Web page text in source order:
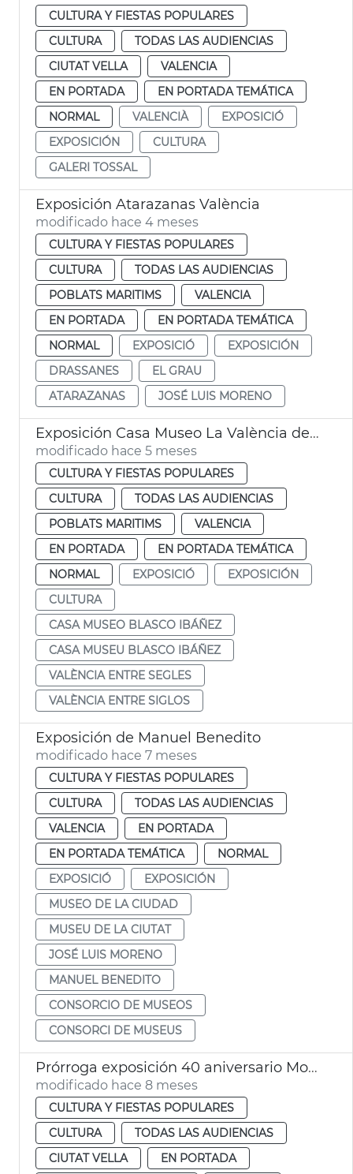
CULTURA Y FIESTAS POPULARES
CULTURA
TODAS LAS AUDIENCIAS
CIUTAT VELLA
VALENCIA
EN PORTADA
EN PORTADA TEMÁTICA
NORMAL
VALENCIÀ
EXPOSICIÓ
EXPOSICIÓN
CULTURA
GALERI TOSSAL
Exposición Atarazanas València
modificado hace 4 meses
CULTURA Y FIESTAS POPULARES
CULTURA
TODAS LAS AUDIENCIAS
POBLATS MARITIMS
VALENCIA
EN PORTADA
EN PORTADA TEMÁTICA
NORMAL
EXPOSICIÓ
EXPOSICIÓN
DRASSANES
EL GRAU
ATARAZANAS
JOSÉ LUIS MORENO
Exposición Casa Museo La València de Blasco Ibáñez
modificado hace 5 meses
CULTURA Y FIESTAS POPULARES
CULTURA
TODAS LAS AUDIENCIAS
POBLATS MARITIMS
VALENCIA
EN PORTADA
EN PORTADA TEMÁTICA
NORMAL
EXPOSICIÓ
EXPOSICIÓN
CULTURA
CASA MUSEO BLASCO IBÁÑEZ
CASA MUSEU BLASCO IBÁÑEZ
VALÈNCIA ENTRE SEGLES
VALÈNCIA ENTRE SIGLOS
Exposición de Manuel Benedito
modificado hace 7 meses
CULTURA Y FIESTAS POPULARES
CULTURA
TODAS LAS AUDIENCIAS
VALENCIA
EN PORTADA
EN PORTADA TEMÁTICA
NORMAL
EXPOSICIÓ
EXPOSICIÓN
MUSEO DE LA CIUDAD
MUSEU DE LA CIUTAT
JOSÉ LUIS MORENO
MANUEL BENEDITO
CONSORCIO DE MUSEOS
CONSORCI DE MUSEUS
Prórroga exposición 40 aniversario Mostra València
modificado hace 8 meses
CULTURA Y FIESTAS POPULARES
CULTURA
TODAS LAS AUDIENCIAS
CIUTAT VELLA
EN PORTADA